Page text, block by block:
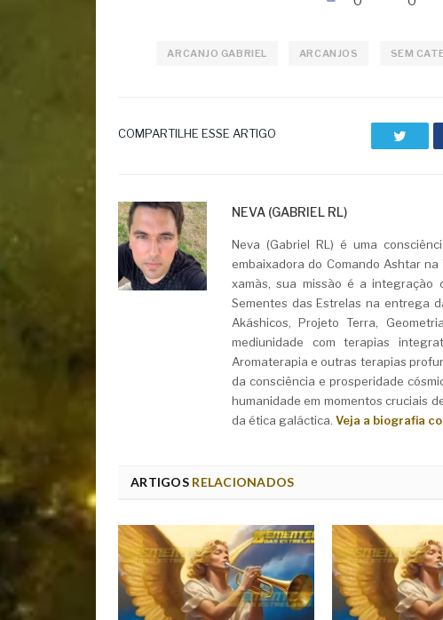
ARCANJO GABRIEL ARCANJOS SEM
COMPARTILHE ESSE ARTIGO
NEVA (GABRIEL RL)
Neva (Gabriel RL) é uma
embaixadora do Comando Ashtar
xamãs, sua missão é a integração
Sementes das Estrelas na entrega
Akáshicos, Projeto Terra,
mediunidade com terapias
Aromaterapia e outras terapias
da consciência e prosperidade
humanidade em momentos cruciais
da ética galáctica. Veja a biografia
ARTIGOSRELACIONADOS